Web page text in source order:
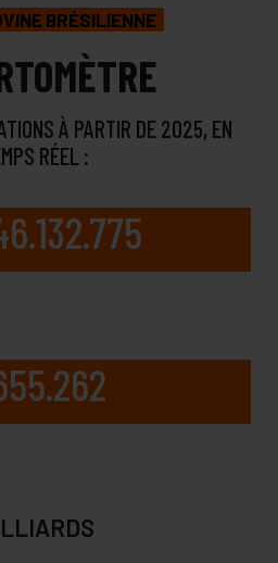
BRÉSILIENNE
À PARTIR DE 2025, EN
RÉEL :